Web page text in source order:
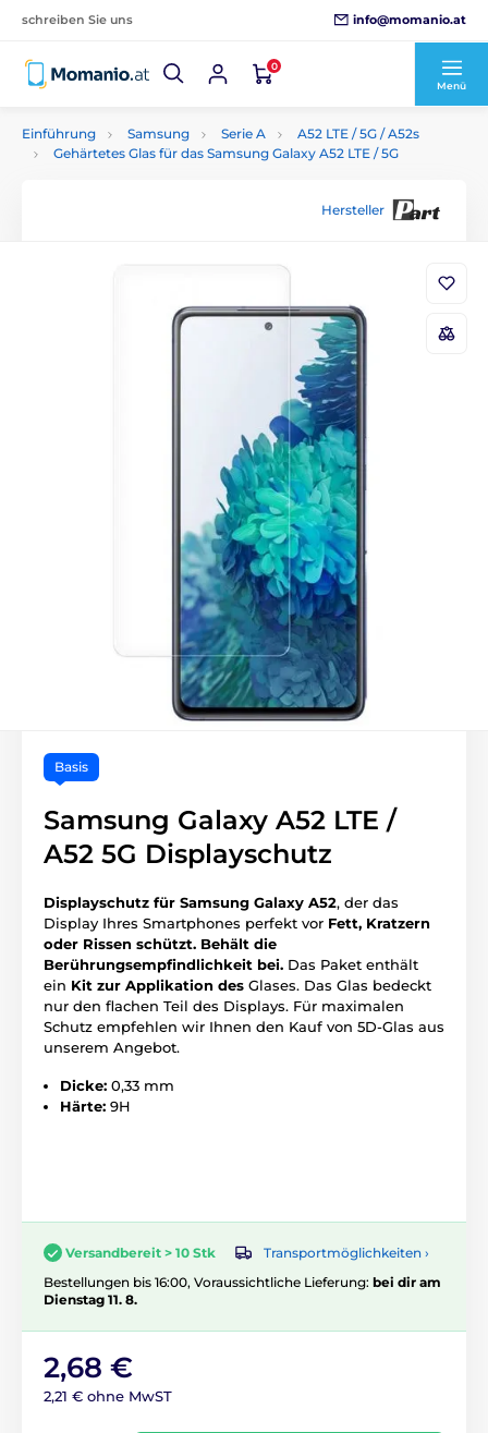
schreiben Sie uns info@momanio.at
0
Menü
Einführung Samsung Serie A
A52 LTE / 5G / A52s
Gehärtetes Glas für das Samsung Galaxy A52 LTE / 5G
Hersteller
Basis
Samsung Galaxy A52 LTE /
A52 5G Displayschutz
Displayschutz für Samsung Galaxy A52, der das
Display Ihres Smartphones perfekt vor Fett, Kratzern
oder Rissen schützt. Behält die
Berührungsempfindlichkeit bei. Das Paket enthält
ein Kit zur Applikation des Glases. Das Glas bedeckt
nur den flachen Teil des Displays. Für maximalen
Schutz empfehlen wir Ihnen den Kauf von 5D-Glas aus
unserem Angebot.
Dicke: 0,33 mm
Härte: 9H
Versandbereit > 10 Stk
Transportmöglichkeiten ›
Bestellungen bis 16:00, Voraussichtliche Lieferung: bei dir am
Dienstag 11. 8.
2,68 €
2,21 € ohne MwST